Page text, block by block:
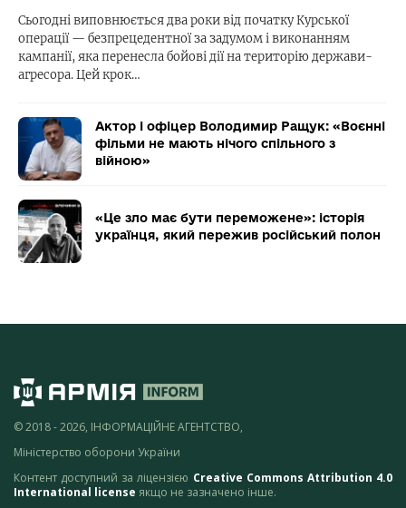
Сьогодні виповнюється два роки від початку Курської
операції — безпрецедентної за задумом і виконанням
кампанії, яка перенесла бойові дії на територію держави-
агресора. Цей крок…
Актор і офіцер Володимир Ращук: «Воєнні
фільми не мають нічого спільного з
війною»
«Це зло має бути переможене»: історія
українця, який пережив російський полон
© 2018 - 2026, ІНФОРМАЦІЙНЕ АГЕНТСТВО,
Міністерство оборони України
Контент доступний за ліцензією Creative Commons Attribution 4.0
International license якщо не зазначено інше.